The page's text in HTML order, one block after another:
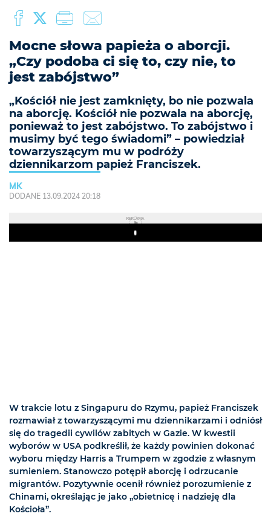
Mocne słowa papieża o aborcji.
„Czy podoba ci się to, czy nie, to
jest zabójstwo”
„Kościół nie jest zamknięty, bo nie pozwala
na aborcję. Kościół nie pozwala na aborcję,
ponieważ to jest zabójstwo. To zabójstwo i
musimy być tego świadomi” – powiedział
towarzyszącym mu w podróży
dziennikarzom papież Franciszek.
MK
DODANE 13.09.2024 20:18
REKLAMA
Play
W trakcie lotu z Singapuru do Rzymu, papież Franciszek
rozmawiał z towarzyszącymi mu dziennikarzami i odniósł
się do tragedii cywilów zabitych w Gazie. W kwestii
wyborów w USA podkreślił, że każdy powinien dokonać
wyboru między Harris a Trumpem w zgodzie z własnym
sumieniem. Stanowczo potępił aborcję i odrzucanie
migrantów. Pozytywnie ocenił również porozumienie z
Chinami, określając je jako „obietnicę i nadzieję dla
Kościoła”.